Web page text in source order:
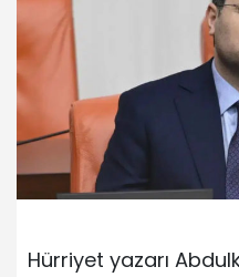
Hürriyet yazarı